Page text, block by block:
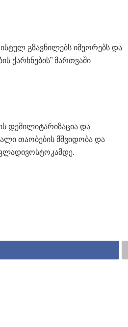
გზავნილებს იმეორებს და
ქარხნების” მართვაში
დემილიტარიზაცია და
თაობების მშვიდობა და